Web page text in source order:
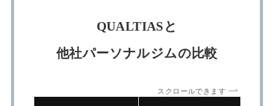
QUALTIASと
他社パーソナルジムの比較
スクロールできます